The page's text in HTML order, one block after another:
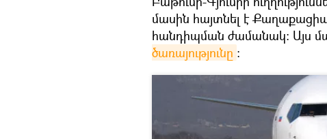
մասին հայտնել է
հանդիպման ժամանակ։ Այս
ծառայությունը ։